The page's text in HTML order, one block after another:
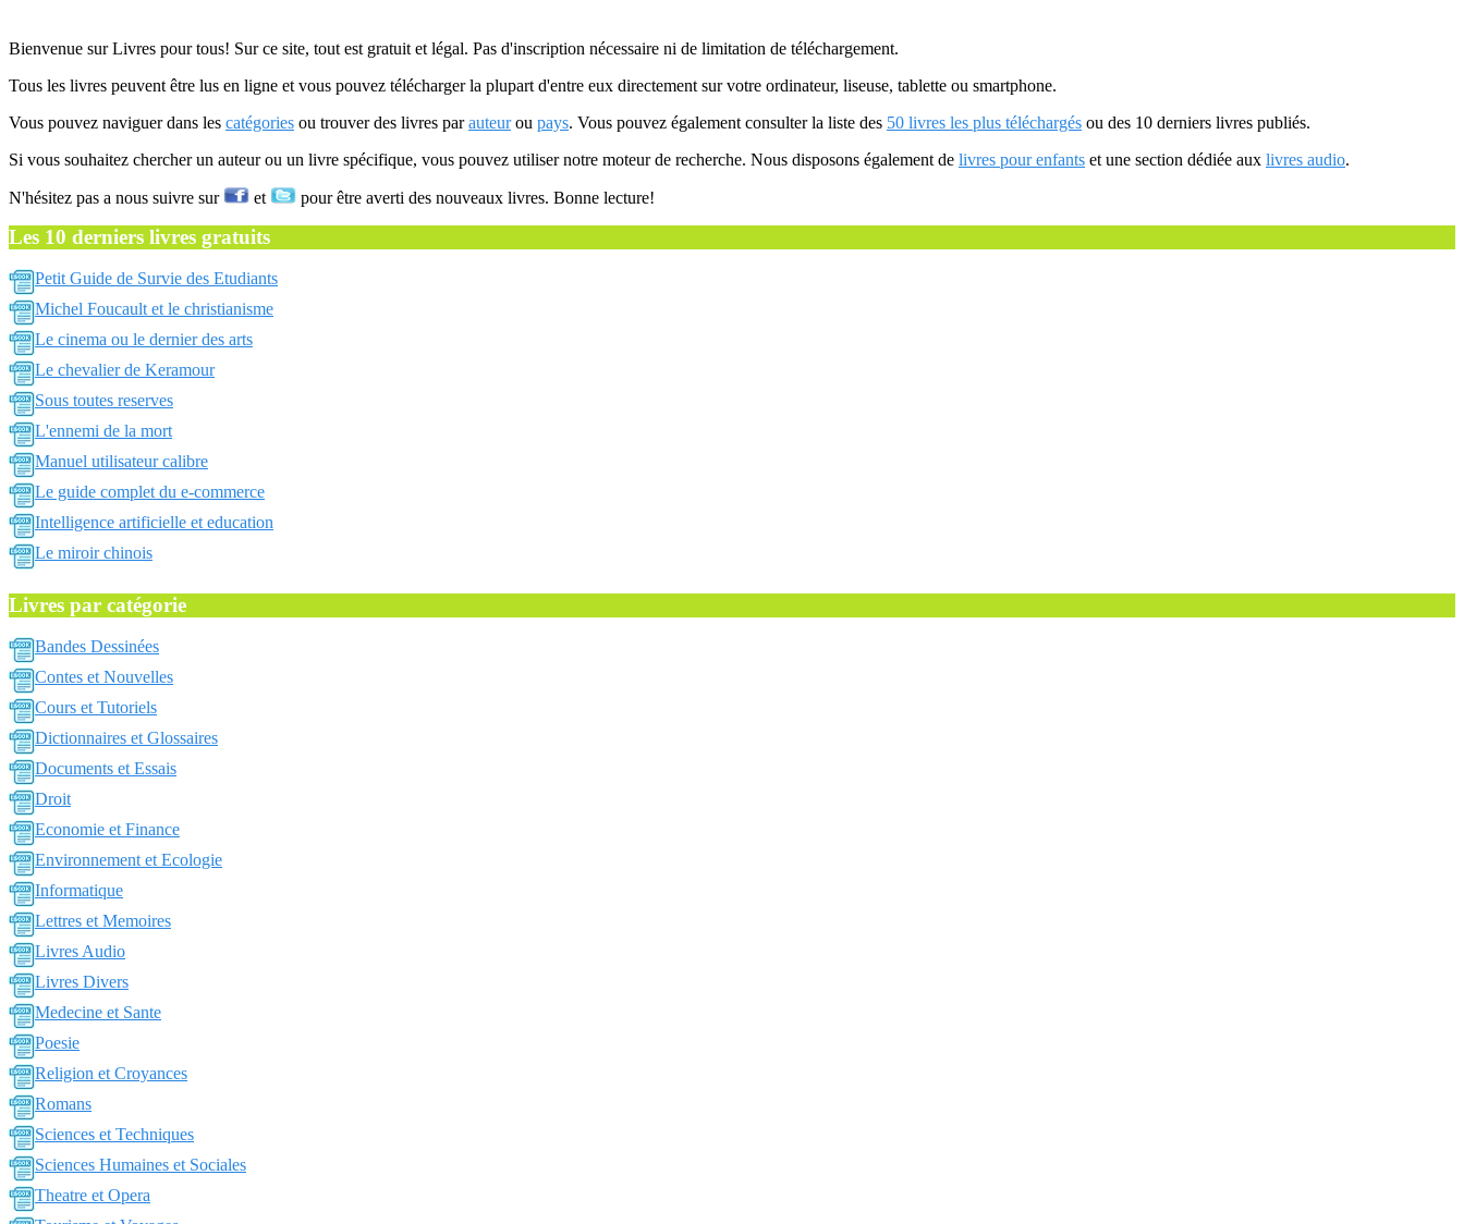
Bienvenue sur Livres pour tous! Sur ce site, tout est gratuit et légal. Pas d'inscription nécessaire ni de limitation de téléchargement.
Tous les livres peuvent être lus en ligne et vous pouvez télécharger la plupart d'entre eux directement sur votre ordinateur, liseuse, tablette ou smartphone.
Vous pouvez naviguer dans les catégories ou trouver des livres parauteurou pays. Vous pouvez également consulter la liste des 50 livres les plus téléchargés ou des 10 derniers livres publiés.
Si vous souhaitez chercher un auteur ou un livre spécifique, vous pouvez utiliser notre moteur de recherche. Nous disposons également de livres pour enfants et une section dédiée aux livres audio.
N'hésitez pas a nous suivre sur et pour être averti des nouveaux livres. Bonne lecture!
Les 10 derniers livres gratuits
Petit Guide de Survie des Etudiants
Michel Foucault et le christianisme
Le cinema ou le dernier des arts
Le chevalier de Keramour
Sous toutes reserves
L'ennemi de la mort
Manuel utilisateur calibre
Le guide complet du e-commerce
Intelligence artificielle et education
Le miroir chinois
Livres par catégorie
Bandes Dessinées
Contes et Nouvelles
Cours et Tutoriels
Dictionnaires et Glossaires
Documents et Essais
Droit
Economie et Finance
Environnement et Ecologie
Informatique
Lettres et Memoires
Livres Audio
Livres Divers
Medecine et Sante
Poesie
Religion et Croyances
Romans
Sciences et Techniques
Sciences Humaines et Sociales
Theatre et Opera